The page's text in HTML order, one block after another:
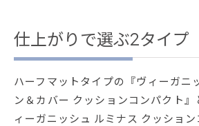
仕上がりで選ぶ2タイプ
ハーフマットタイプの『ヴィーガニ
ン＆カバー クッションコンパクト
ィーガニッシュ ルミナス クッショ